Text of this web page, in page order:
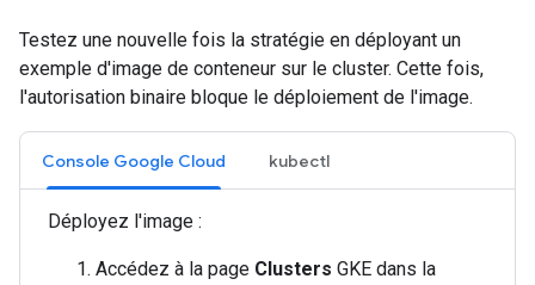
Testez une nouvelle fois la stratégie en déployant un
exemple d'image de conteneur sur le cluster. Cette fois,
l'autorisation binaire bloque le déploiement de l'image.
Console Google Cloud kubectl
Déployez l'image :
Accédez à la page Clusters GKE dans la